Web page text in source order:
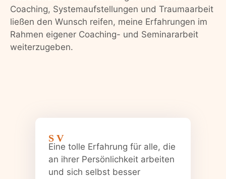
Coaching, Systemaufstellungen und Traumaarbeit
ließen den Wunsch reifen, meine Erfahrungen im
Rahmen eigener Coaching- und Seminararbeit
weiterzugeben.
S V
Eine tolle Erfahrung für alle, die
an ihrer Persönlichkeit arbeiten
und sich selbst besser